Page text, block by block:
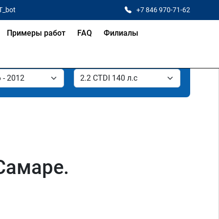
+7 846 970-71-62
Примеры работ FAQ Филиалы